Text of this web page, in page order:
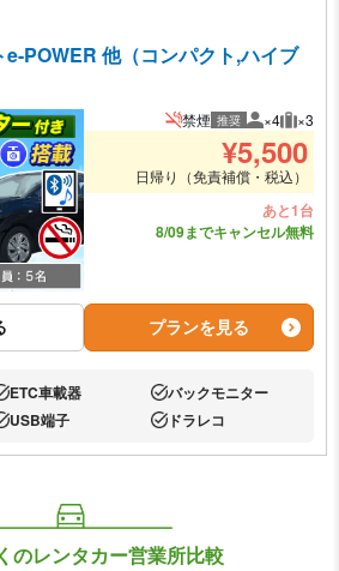
e-POWER 他（コンパクト,ハイブ
禁煙 推奨 推奨人数
×4 推奨
×3
¥5,500
日帰り（免責補償・税込）
あと1台
8/09までキャンセル無料
プランを見る
り:
ETC車載器 あり:バックモニター
り:
USB端子 あり:ドラレコ
のレンタカー営業所比較